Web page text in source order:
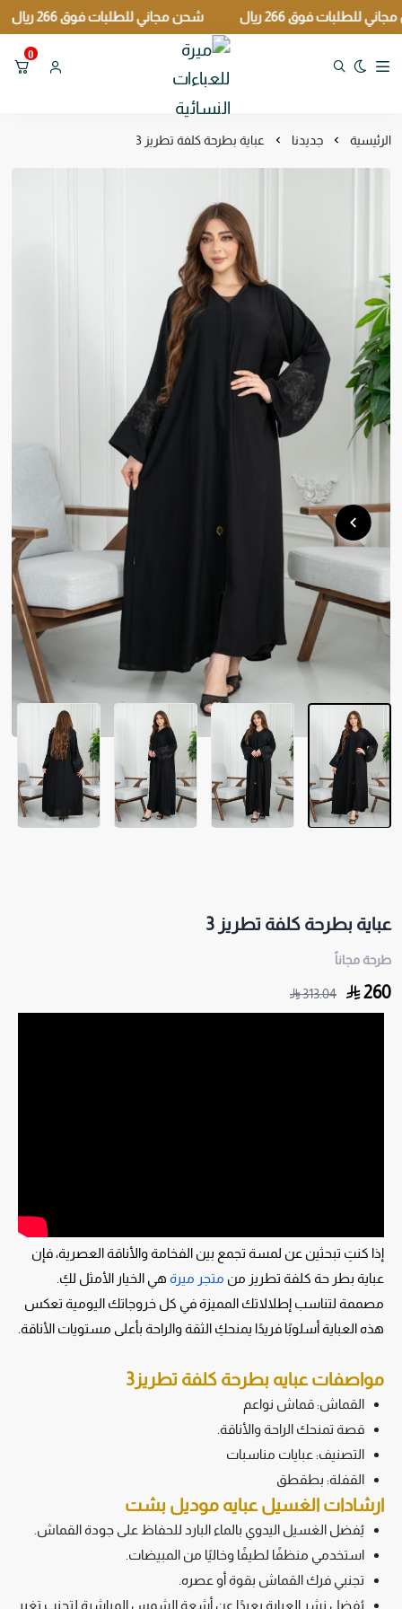
فوق 266 ريال شحن مجاني للطلبات فوق 266 ريال
تبديل الوضع الداكن ميرة للعباءات النسائية
0
الرئيسية جديدنا عباية بطرحة كلفة تطريز 3
عباية بطرحة كلفة تطريز 3
طرحة مجاناً
260
313.04
إذا كنتِ تبحثين عن لمسة تجمع بين الفخامة والأناقة العصرية، فإن
عباية بطر حة كلفة تطريز من متجر ميرة هي الخيار الأمثل لكِ.
مصممة لتناسب إطلالاتك المميزة في كل خروجاتك اليومية تعكس
هذه العباية أسلوبًا فريدًا يمنحكِ الثقة والراحة بأعلى مستويات الأناقة.
مواصفات عبايه بطرحة كلفة تطريز3
القماش: قماش نواعم
قصة تمنحك الراحة والأناقة.
التصنيف: عبايات مناسبات
القفلة: بطقطق
ارشادات الغسيل عبايه موديل بشت
يُفضل الغسيل اليدوي بالماء البارد للحفاظ على جودة القماش.
استخدمي منظفًا لطيفًا وخاليًا من المبيضات.
تجنبي فرك القماش بقوة أو عصره.
يُفضل نشر العباية بعيدًا عن أشعة الشمس المباشرة لتجنب تغير